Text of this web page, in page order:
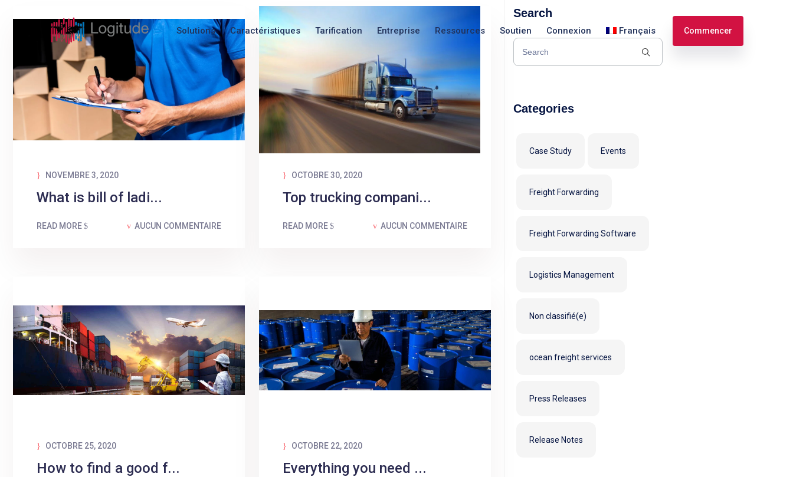
Solutions Caractéristiques
Nouveautés
Tarification Entreprise Ressources Soutien Connexion Français Commencer
NOVEMBRE 3, 2020
What is bill of ladi...
READ MORE AUCUN COMMENTAIRE
OCTOBRE 30, 2020
Top trucking compani...
READ MORE AUCUN COMMENTAIRE
OCTOBRE 25, 2020
How to find a good f...
OCTOBRE 22, 2020
Everything you need ...
Search
Categories
Case Study Events
Freight Forwarding
Freight Forwarding Software
Logistics Management
Non classifié(e)
ocean freight services
Press Releases
Release Notes